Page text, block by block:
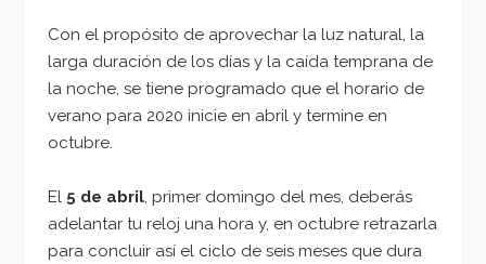
Con el propósito de aprovechar la luz natural, la
larga duración de los días y la caída temprana de
la noche, se tiene programado que el horario de
verano para 2020 inicie en abril y termine en
octubre.
El 5 de abril, primer domingo del mes, deberás
adelantar tu reloj una hora y, en octubre retrazarla
para concluir así el ciclo de seis meses que dura